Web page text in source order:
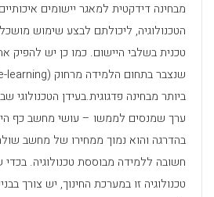
מבחינה דידקטית למאגר יישומים
הטכנולוגיה, ליכולתם לבצע שימוש
טכנית בשלבי היישום. כמו כן יש להפיק
שנצבר בתחום הלמידה מרחוק (learning
ביותר מבחינה פדגוגית.בעידן
ערך שמנסים לממשו – עושי מחשב כף
בהדרגה והוא נמוך ממחירו של מחשב
חשובה ללמידה מבוססת טכנולוגיה. בכדי
טכנולוגיה זו במערכת החינוך, יש צורך